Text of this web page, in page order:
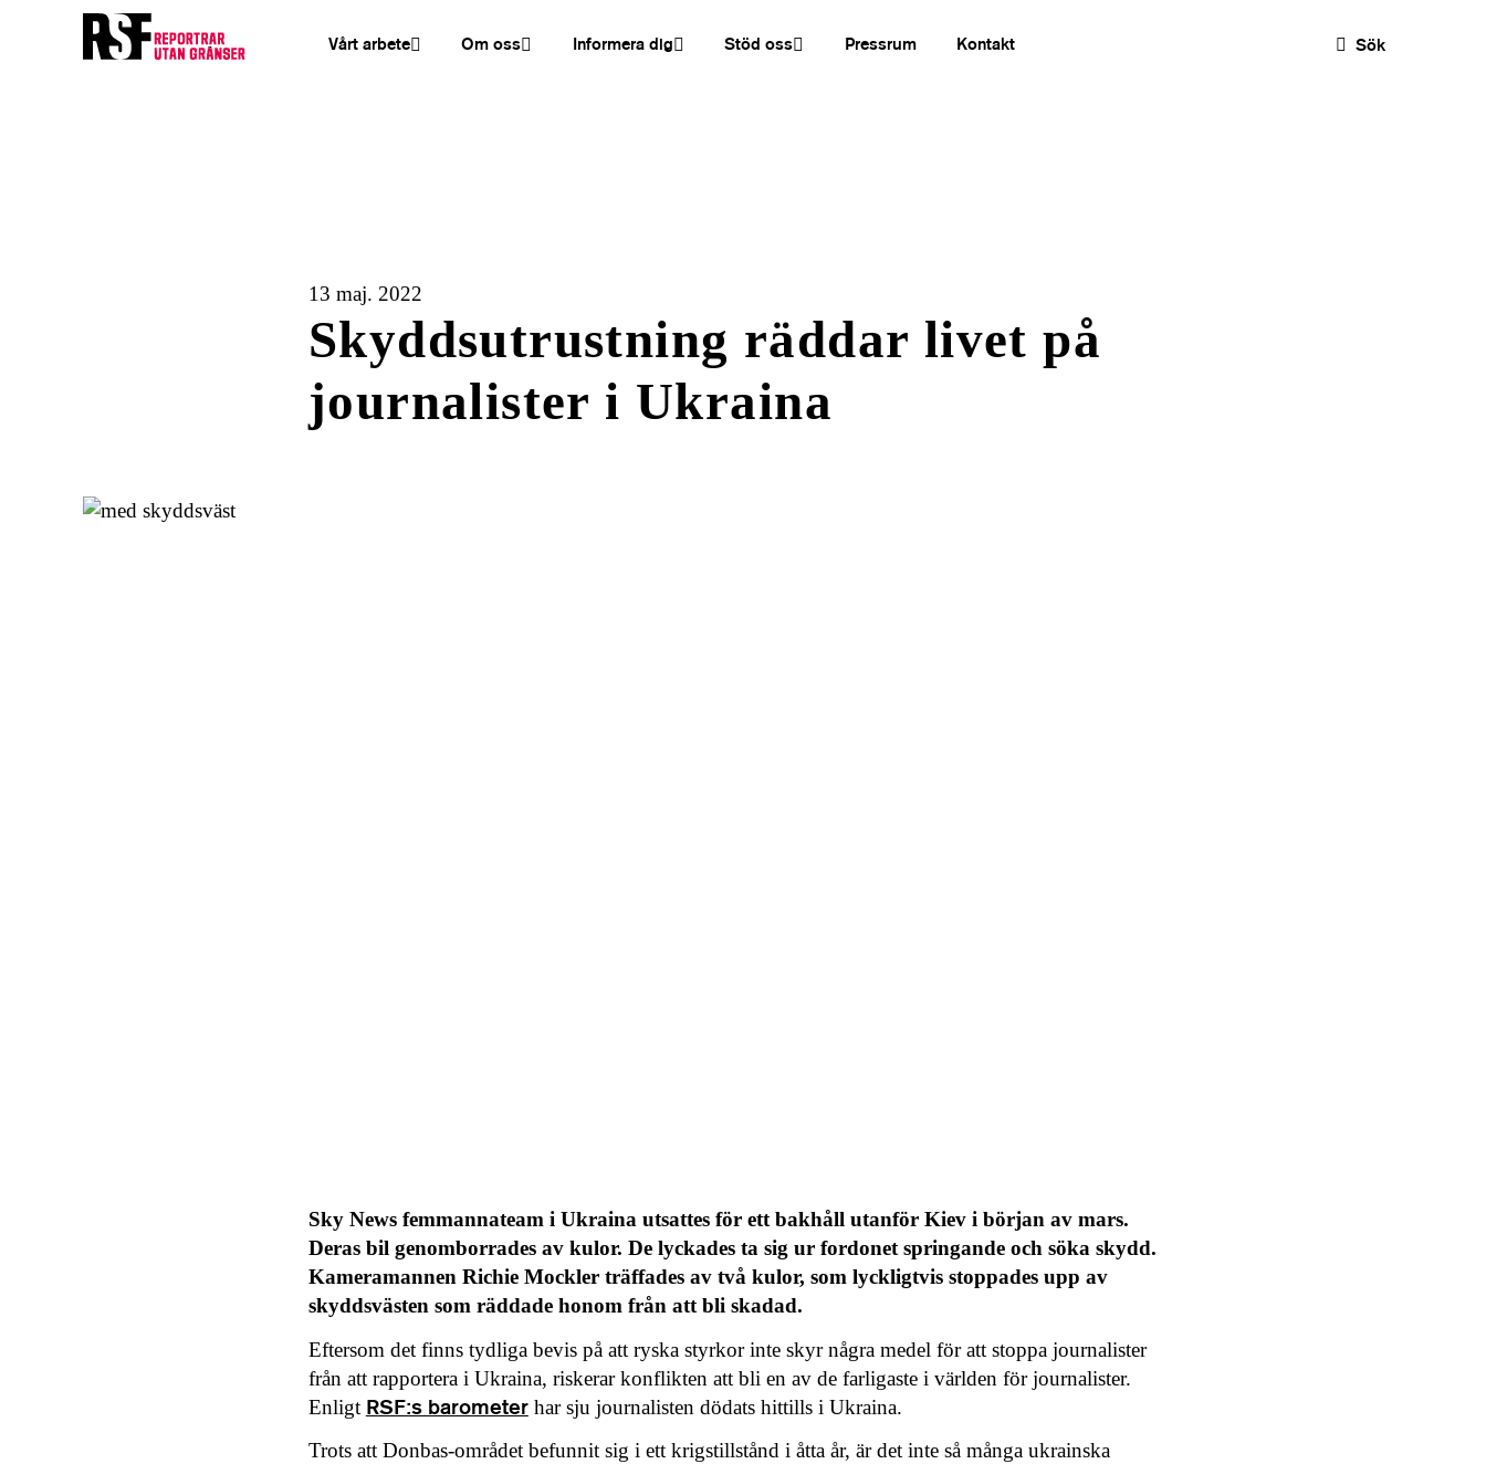
Vårt arbete Om oss Informera dig Stöd oss Pressrum Kontakt Sök
13 maj. 2022
Skyddsutrustning räddar livet på
journalister i Ukraina
Sky News femmannateam i Ukraina utsattes för ett bakhåll utanför Kiev i början av mars.
Deras bil genomborrades av kulor. De lyckades ta sig ur fordonet springande och söka skydd.
Kameramannen Richie Mockler träffades av två kulor, som lyckligtvis stoppades upp av
skyddsvästen som räddade honom från att bli skadad.
Eftersom det finns tydliga bevis på att ryska styrkor inte skyr några medel för att stoppa journalister
från att rapportera i Ukraina, riskerar konflikten att bli en av de farligaste i världen för journalister.
Enligt RSF:s barometerhar sju journalisten dödats hittills i Ukraina.
Trots att Donbas-området befunnit sig i ett krigstillstånd i åtta år, är det inte så många ukrainska